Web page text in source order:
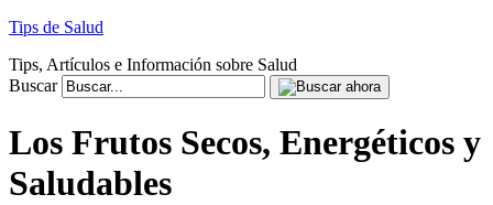
Tips de Salud
Tips, Artículos e Información sobre Salud
Buscar
Los Frutos Secos, Energéticos y
Saludables